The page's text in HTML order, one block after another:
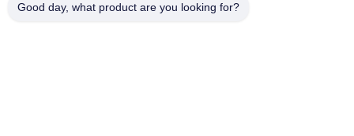
Good day, what product are you looking for?